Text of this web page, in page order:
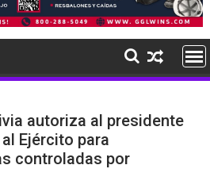
autoriza al presidente
Ejército para
controladas por